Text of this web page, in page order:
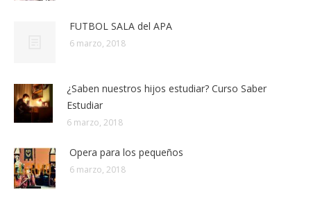
FUTBOL SALA del APA
6 marzo, 2018
¿Saben nuestros hijos estudiar? Curso Saber
Estudiar
6 marzo, 2018
Opera para los pequeños
6 marzo, 2018